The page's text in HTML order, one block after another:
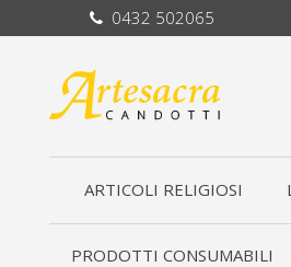
0432 502065
ARTICOLI RELIGIOSI
PRODOTTI CONSUMABILI